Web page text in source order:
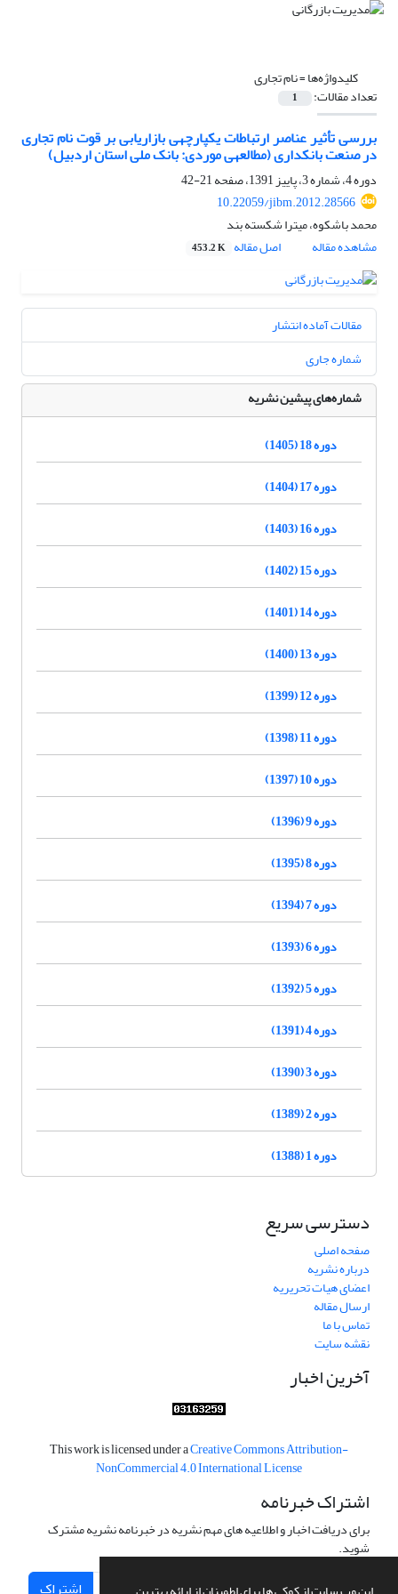
کلیدواژه‌ها =نام تجاری
تعداد مقالات: 1
بررسی تأثیر عناصر ارتباطات یکپارچه‎ی بازاریابی بر قوت نام تجاری
در صنعت بانکداری (مطالعه‎ی موردی: بانک ملی استان اردبیل)
دوره 4، شماره 3، پاییز 1391، صفحه
21-42
10.22059/jibm.2012.28566
محمد باشکوه، میترا شکسته بند
مشاهده مقاله
اصل مقاله 453.2 K
مقالات آماده انتشار
شماره جاری
شماره‌های پیشین نشریه
دوره 18 (1405)
دوره 17 (1404)
دوره 16 (1403)
دوره 15 (1402)
دوره 14 (1401)
دوره 13 (1400)
دوره 12 (1399)
دوره 11 (1398)
دوره 10 (1397)
دوره 9 (1396)
دوره 8 (1395)
دوره 7 (1394)
دوره 6 (1393)
دوره 5 (1392)
دوره 4 (1391)
دوره 3 (1390)
دوره 2 (1389)
دوره 1 (1388)
دسترسی سریع
صفحه اصلی
درباره نشریه
اعضای هیات تحریریه
ارسال مقاله
تماس با ما
نقشه سایت
آخرین اخبار
This work is licensed under aCreative Commons Attribution-
NonCommercial 4.0 International License
اشتراک خبرنامه
برای دریافت اخبار و اطلاعیه های مهم نشریه در خبرنامه نشریه مشترک
شوید.